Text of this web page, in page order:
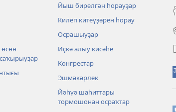
өсөн
Йыш бирелгән һорауҙар
Килеп китеүҙәрен һорау
Осрашыуҙар
Иҫкә алыу кисәһе
Конгрестар
Эшмәкәрлек
Йәһүә шаһиттары
тормошонан осраҡтар